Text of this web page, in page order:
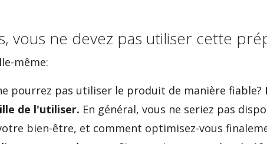
vous ne devez pas utiliser cette
même:
pourrez pas utiliser le produit de manière fiable?
de l'utiliser. En général, vous ne seriez pas
bien-être, et comment optimisez-vous